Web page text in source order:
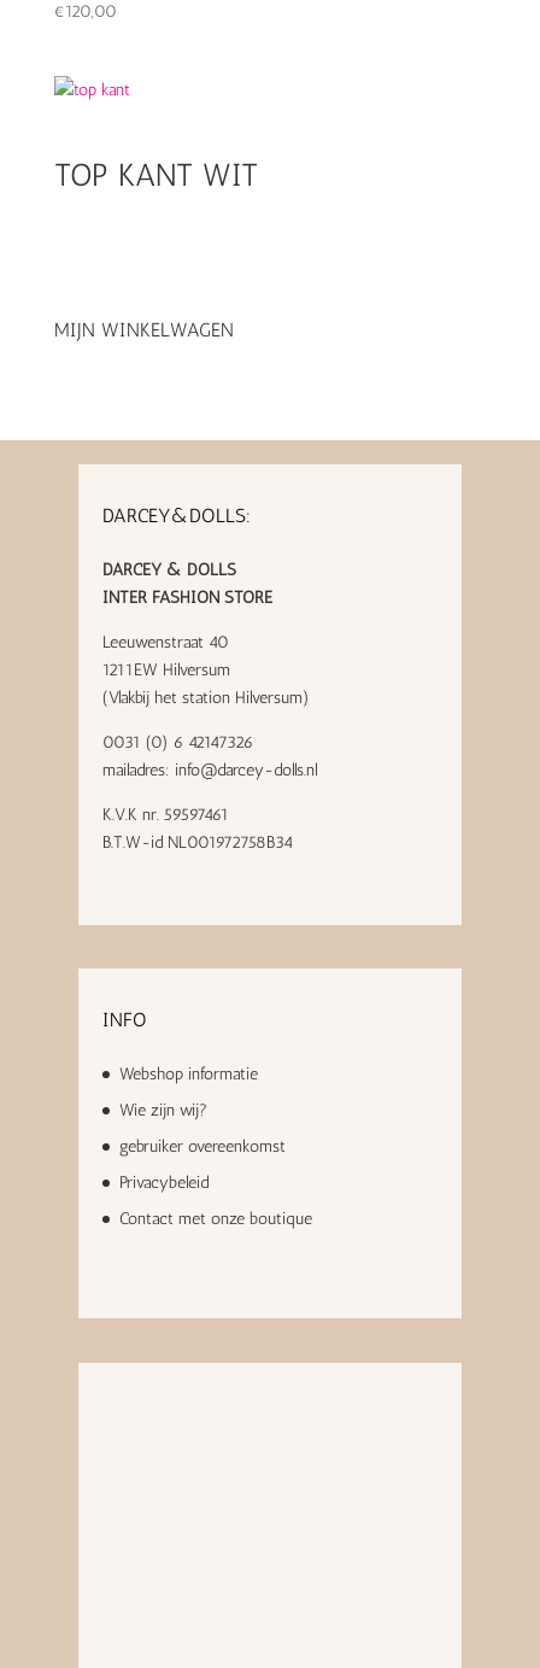
€120,00
TOP KANT WIT
MIJN WINKELWAGEN
DARCEY&DOLLS:
DARCEY & DOLLS
INTER FASHION STORE
Leeuwenstraat 40
1211EW Hilversum
(Vlakbij het station Hilversum)
0031 (0) 6 42147326
mailadres: info@darcey-dolls.nl
K.V.K nr. 59597461
B.T.W-id NL001972758B34
INFO
Webshop informatie
Wie zijn wij?
gebruiker overeenkomst
Privacybeleid
Contact met onze boutique